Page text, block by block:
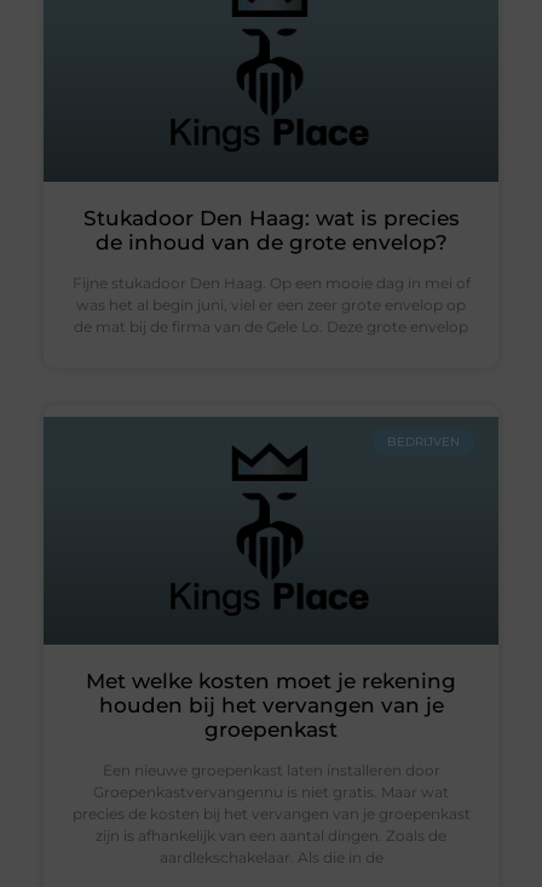
Stukadoor Den Haag: wat is precies
de inhoud van de grote envelop?
Fijne stukadoor Den Haag. Op een mooie dag in mei of
was het al begin juni, viel er een zeer grote envelop op
de mat bij de firma van de Gele Lo. Deze grote envelop
BEDRIJVEN
Met welke kosten moet je rekening
houden bij het vervangen van je
groepenkast
Een nieuwe groepenkast laten installeren door
Groepenkastvervangennu is niet gratis. Maar wat
precies de kosten bij het vervangen van je groepenkast
zijn is afhankelijk van een aantal dingen. Zoals de
aardlekschakelaar. Als die in de